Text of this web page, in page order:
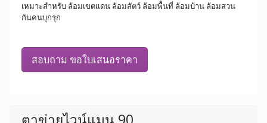
เหมาะสำหรับ ล้อมเขตแดน ล้อมสัตว์ ล้อมพื้นที่ ล้อมบ้าน ล้อมสวน
กันคนบุกรุก
สอบถาม ขอใบเสนอราคา